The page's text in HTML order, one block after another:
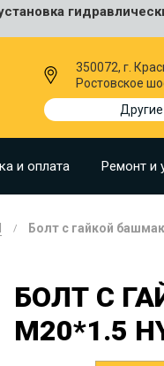
350072, г.
Ростовское
и оплата Ремонт и
Болт с гайкой
БОЛТ С
M20*1.5